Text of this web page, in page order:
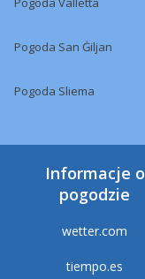
Pogoda San Ġiljan
Pogoda Sliema
Informacje o
pogodzie
wetter.com
tiempo.es